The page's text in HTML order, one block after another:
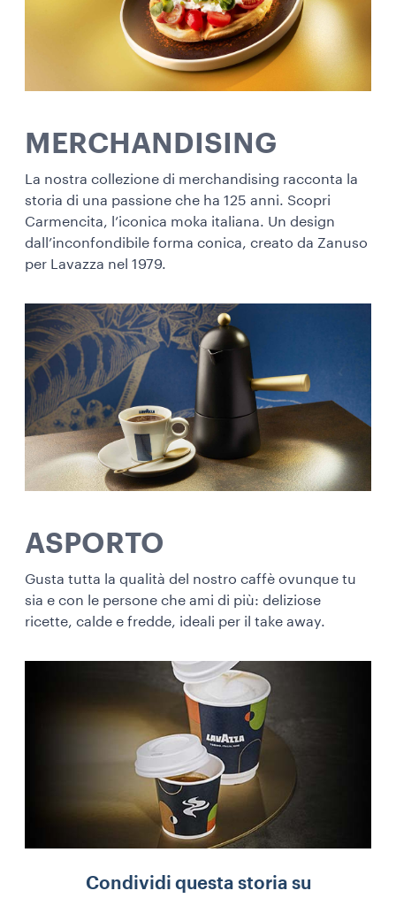
MERCHANDISING
La nostra collezione di merchandising racconta la
storia di una passione che ha 125 anni. Scopri
Carmencita, l’iconica moka italiana. Un design
dall’inconfondibile forma conica, creato da Zanuso
per Lavazza nel 1979.
ASPORTO
Gusta tutta la qualità del nostro caffè ovunque tu
sia e con le persone che ami di più: deliziose
ricette, calde e fredde, ideali per il take away.
Condividi questa storia su